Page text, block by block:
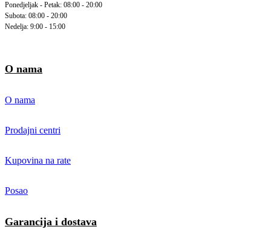
Ponedjeljak - Petak: 08:00 - 20:00
Subota: 08:00 - 20:00
Nedelja: 9:00 - 15:00
O nama
O nama
Prodajni centri
Kupovina na rate
Posao
Garancija i dostava